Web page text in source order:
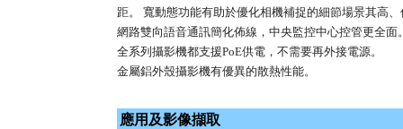
距。 寬動態功能有助於優化相機補捉的細節場景其高
網路雙向語音通訊簡化佈線，中央監控中心控管更全面
全系列攝影機都支援PoE供電，不需要再外接電源。
金屬鋁外殼攝影機有優異的散熱性能。
應用及影像擷取